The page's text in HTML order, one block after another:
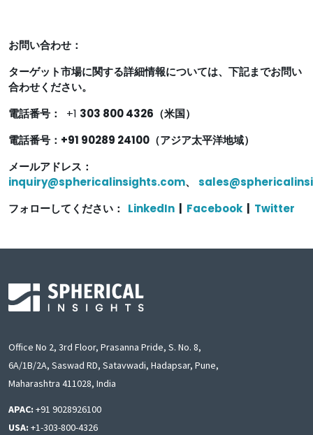
お問い合わせ：
ターゲット市場に関する詳細情報については、下記までお問い
合わせください。
電話番号：
+1 303 800 4326（米国）
電話番号：+91 90289 24100（アジア太平洋地域）
メールアドレス：
inquiry@sphericalinsights.com、
フォローしてください： LinkedIn Facebook Twitter
Office No 2, 3rd Floor, Prasanna Pride, S. No. 8,
6A/1B/2A, Saswad RD, Satavwadi, Hadapsar, Pune,
Maharashtra 411028, India
APAC: +91 9028926100
USA: +1-303-800-4326